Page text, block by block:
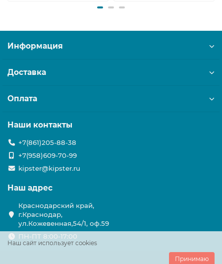
Наш сайт использует cookies
Принимаю
Информация
Доставка
Оплата
Наши контакты
+7(861)205-88-38
+7(958)609-70-99
kipster@kipster.ru
Наш адрес
Краснодарский край,
г.Краснодар,
ул.Кожевенная,54/1, оф.59
ПН-ПТ 8:00-17:00